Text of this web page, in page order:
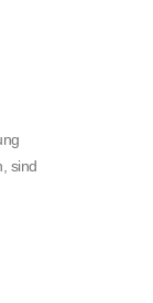
sind